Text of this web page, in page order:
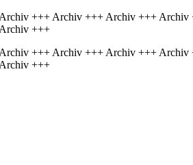
+++ Archiv +++ Archiv +++
+++
+++ Archiv +++ Archiv +++
+++